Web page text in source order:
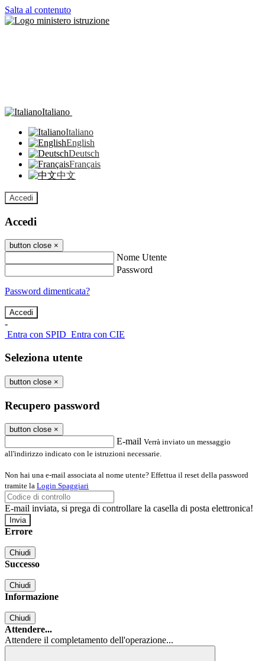
Salta al contenuto
Italiano
Italiano
English
Deutsch
Français
中文
Accedi
Accedi
button close ×
Nome Utente
Password
Password dimenticata?
-
Entra con SPID Entra con CIE
Seleziona utente
button close ×
Recupero password
button close ×
E-mail Verrà inviato un messaggio
all'indirizzo indicato con le istruzioni necessarie.
Non hai una e-mail associata al nome utente? Effettua il reset della password
tramite la Login Spaggiari
E-mail inviata, si prega di controllare la casella di posta elettronica!
Errore
Chiudi
Successo
Chiudi
Informazione
Chiudi
Attendere...
Attendere il completamento dell'operazione...